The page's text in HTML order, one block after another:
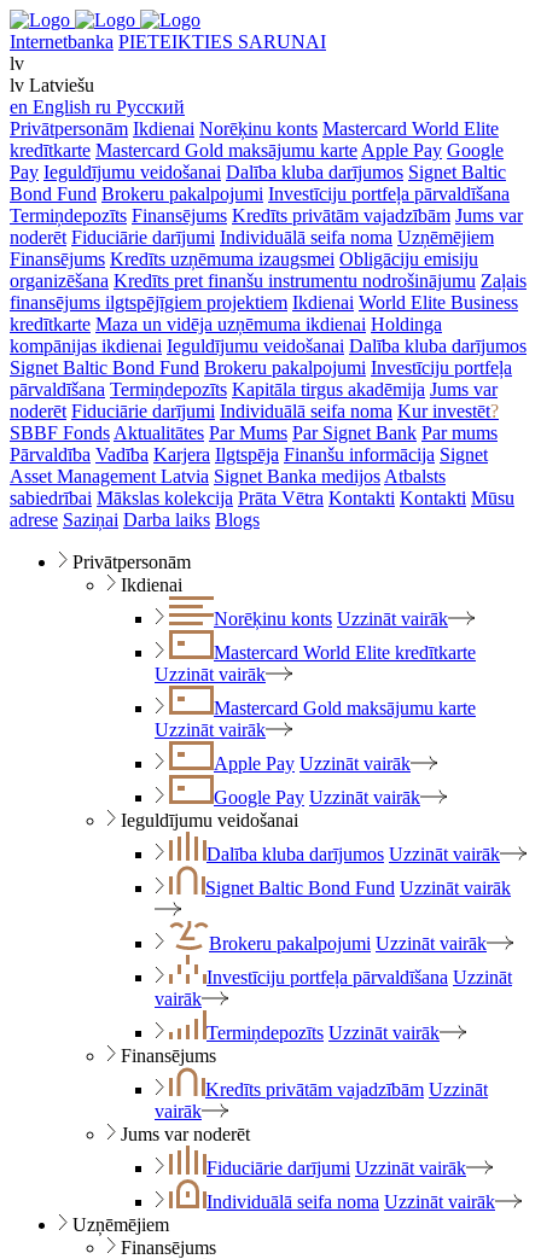
Internetbanka PIETEIKTIES SARUNAI
lv
lv Latviešu
en English ru Русский
Privātpersonām Ikdienai Norēķinu konts Mastercard World Elite
kredītkarte Mastercard Gold maksājumu karte Apple Pay Google
Pay Ieguldījumu veidošanai Dalība kluba darījumos Signet Baltic
Bond Fund Brokeru pakalpojumi Investīciju portfeļa pārvaldīšana
Termiņdepozīts Finansējums Kredīts privātām vajadzībām Jums var
noderēt Fiduciārie darījumi Individuālā seifa noma Uzņēmējiem
Finansējums Kredīts uzņēmuma izaugsmei Obligāciju emisiju
organizēšana Kredīts pret finanšu instrumentu nodrošinājumu Zaļais
finansējums ilgtspējīgiem projektiem Ikdienai World Elite Business
kredītkarte Maza un vidēja uzņēmuma ikdienai Holdinga
kompānijas ikdienai Ieguldījumu veidošanai Dalība kluba darījumos
Signet Baltic Bond Fund Brokeru pakalpojumi Investīciju portfeļa
pārvaldīšana Termiņdepozīts Kapitāla tirgus akadēmija Jums var
noderēt Fiduciārie darījumi Individuālā seifa noma Kur investēt?
SBBF Fonds Aktualitātes Par Mums Par Signet Bank Par mums
Pārvaldība Vadība Karjera Ilgtspēja Finanšu informācija Signet
Asset Management Latvia Signet Banka medijos Atbalsts
sabiedrībai Mākslas kolekcija Prāta Vētra Kontakti Kontakti Mūsu
adrese Saziņai Darba laiks Blogs
Privātpersonām
Ikdienai
Norēķinu konts Uzzināt vairāk
Mastercard World Elite kredītkarte
Uzzināt vairāk
Mastercard Gold maksājumu karte
Uzzināt vairāk
Apple Pay Uzzināt vairāk
Google Pay Uzzināt vairāk
Ieguldījumu veidošanai
Dalība kluba darījumos Uzzināt vairāk
Signet Baltic Bond Fund Uzzināt vairāk
Brokeru pakalpojumi Uzzināt vairāk
Investīciju portfeļa pārvaldīšana Uzzināt
vairāk
Termiņdepozīts Uzzināt vairāk
Finansējums
Kredīts privātām vajadzībām Uzzināt
vairāk
Jums var noderēt
Fiduciārie darījumi Uzzināt vairāk
Individuālā seifa noma Uzzināt vairāk
Uzņēmējiem
Finansējums